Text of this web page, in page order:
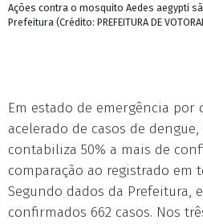
Ações contra o mosquito Aedes aegypti
Prefeitura (Crédito: PREFEITURA DE
Em estado de emergência por
acelerado de casos de
contabiliza 50% a mais de
comparação ao registrado em
Segundo dados da Prefeitura,
confirmados 662 casos. Nos